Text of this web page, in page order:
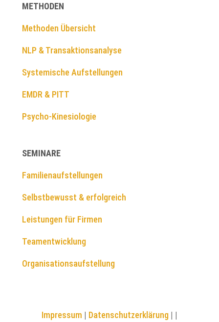
METHODEN
Methoden Übersicht
NLP & Transaktionsanalyse
Systemische Aufstellungen
EMDR & PITT
Psycho-Kinesiologie
SEMINARE
Familienaufstellungen
Selbstbewusst & erfolgreich
Leistungen für Firmen
Teamentwicklung
Organisationsaufstellung
Impressum | Datenschutzerklärung| |